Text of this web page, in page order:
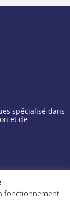
spécialisé dans
et de
fonctionnement